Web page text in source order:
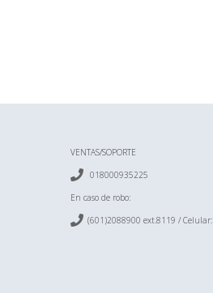
VENTAS/SOPORTE
 018000935225
En caso de robo:
 (601)2088900 ext.8119 / Celular: